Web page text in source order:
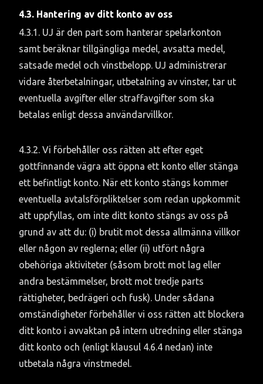
4.3. Hantering av ditt konto av oss
4.3.1. UJ är den part som hanterar spelarkonton
samt beräknar tillgängliga medel, avsatta medel,
satsade medel och vinstbelopp. UJ administrerar
vidare återbetalningar, utbetalning av vinster, tar ut
eventuella avgifter eller straffavgifter som ska
betalas enligt dessa användarvillkor.
4.3.2. Vi förbehåller oss rätten att efter eget
gottfinnande vägra att öppna ett konto eller stänga
ett befintligt konto. När ett konto stängs kommer
eventuella avtalsförpliktelser som redan uppkommit
att uppfyllas, om inte ditt konto stängs av oss på
grund av att du: (i) brutit mot dessa allmänna villkor
eller någon av reglerna; eller (ii) utfört några
obehöriga aktiviteter (såsom brott mot lag eller
andra bestämmelser, brott mot tredje parts
rättigheter, bedrägeri och fusk). Under sådana
omständigheter förbehåller vi oss rätten att blockera
ditt konto i avvaktan på intern utredning eller stänga
ditt konto och (enligt klausul 4.6.4 nedan) inte
utbetala några vinstmedel.